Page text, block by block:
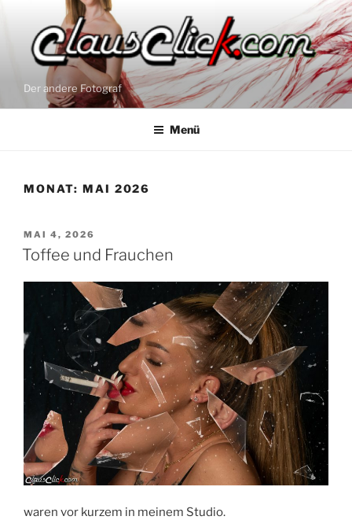
springen
Der andere Fotograf
Menü
MONAT: MAI 2026
VERÖFFENTLICHT
AM
MAI 4, 2026
Toffee und Frauchen
waren vor kurzem in meinem Studio.